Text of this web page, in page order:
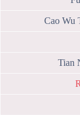
Cao Wu
Tian